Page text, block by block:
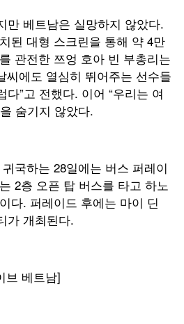
만 베트남은 실망하지 않았다.
된 대형 스크린을 통해 약 4만
관전한 쯔엉 호아 빈 부총리는
씨에도 열심히 뛰어주는 선수들
”고 전했다. 이어 “우리는 여
숨기지 않았다.
국하는 28일에는 버스 퍼레이
2층 오픈 탑 버스를 타고 하노
다. 퍼레이드 후에는 마이 딘
가 개최된다.
브 베트남]